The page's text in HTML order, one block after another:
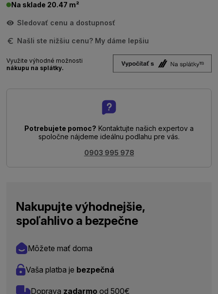
Na sklade 20.47 m²
Sledovať cenu a dostupnosť
Našli ste nižšiu cenu? My dáme lepšiu
Využite výhodné možnosti
nákupu na splátky.
Potrebujete pomoc? Kontaktujte našich expertov a
spoločne nájdeme ideálnu podlahu pre vás.
0903 995 978
Nakupujte výhodnejšie,
spoľahlivo a bezpečne
Môžete mať doma
Vaša platba je bezpečná
Doprava zadarmo od 500€